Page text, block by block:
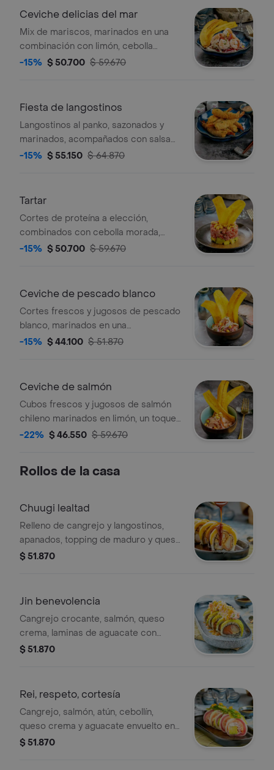
Ceviche delicias del mar
Mix de mariscos, marinados en una
combinación con limón, cebolla
morada, ají dulce y cilantro.
-15% $ 50.700 $ 59.670
Fiesta de langostinos
Langostinos al panko, sazonados y
marinados, acompañados con salsa
chipote y salsa teriyaki.
-15% $ 55.150 $ 64.870
Tartar
Cortes de proteína a elección,
combinados con cebolla morada,
pimientos, aderezados con toques
-15% $ 50.700 $ 59.670
Ceviche de pescado blanco
Cortes frescos y jugosos de pescado
blanco, marinados en una
combinación con limón, cebolla
-15% $ 44.100 $ 51.870
Ceviche de salmón
Cubos frescos y jugosos de salmón
chileno marinados en limón, un toque
de maracuyá, cebolla morada, ají
-22% $ 46.550 $ 59.670
Rollos de la casa
Chuugi lealtad
Relleno de cangrejo y langostinos,
apanados, topping de maduro y queso
mozzarella fundido, bañado con salsa
$ 51.870
Jin benevolencia
Cangrejo crocante, salmón, queso
crema, laminas de aguacate con
toping de ensalada neptuno bañado
$ 51.870
Rei, respeto, cortesía
Cangrejo, salmón, atún, cebollín,
queso crema y aguacate envuelto en
pepino acompañado con wakame y
$ 51.870